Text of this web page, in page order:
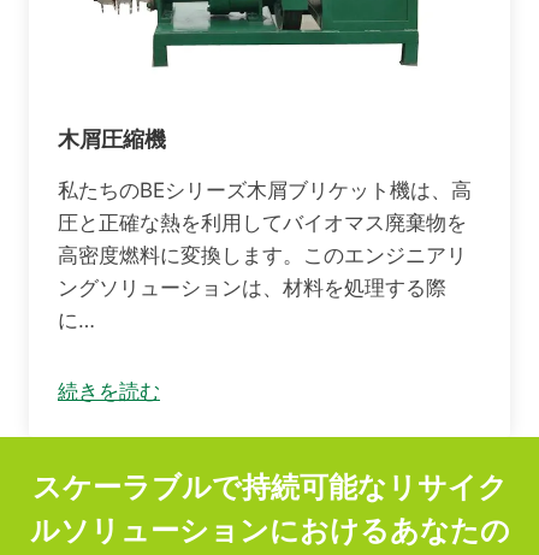
木屑圧縮機
私たちのBEシリーズ木屑ブリケット機は、高
圧と正確な熱を利用してバイオマス廃棄物を
高密度燃料に変換します。このエンジニアリ
ングソリューションは、材料を処理する際
に…
続きを読む
スケーラブルで持続可能なリサイク
ルソリューションにおけるあなたの